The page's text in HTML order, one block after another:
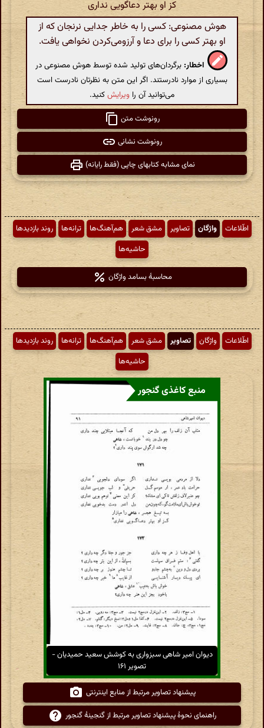
کز او بهتر دعاگویی نداری
هوش مصنوعی: کسی را به خاطر جدایی نرنجان که از
او بهتر کسی را برای دعا و آرزومی‌کردن نخواهی یافت.
اخطار: برگردان‌های تولید شده توسط هوش مصنوعی در
بسیاری از موارد نادرستند. اگر این متن به نظرتان نادرست است
می‌توانید آن را ویرایشکنید.
رونوشت متن
رونوشت نشانی
نمای مشابه کتابهای چاپی (فقط رایانه)
اطّلاعات واژگان تصاویر مشق شعر هم‌آهنگ‌ها ترانه‌ها
روند بازدیدها
حاشیه‌ها
محاسبهٔ بسامد واژگان
اطّلاعات واژگان تصاویر مشق شعر هم‌آهنگ‌ها ترانه‌ها
روند بازدیدها
حاشیه‌ها
منبع کاغذی گنجور
دیوان امیر شاهی سبزواری به کوشش سعید حمیدیان -
تصویر ۱۶۱
پیشنهاد تصاویر مرتبط از منابع اینترنتی
راهنمای نحوهٔ پیشنهاد تصاویر مرتبط از گنجینهٔ گنجور